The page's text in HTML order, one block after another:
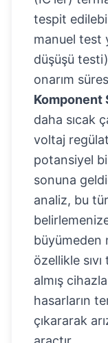
tespit
manuel test
düşüşü
onarım
Komponent
daha sıcak
voltaj
potansiyel
sonuna
analiz, bu
büyümeden
özellikle
almış
hasarların
çıkararak